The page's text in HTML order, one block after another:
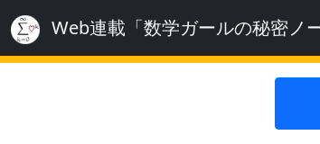
Web連載「数学ガールの秘密ノー